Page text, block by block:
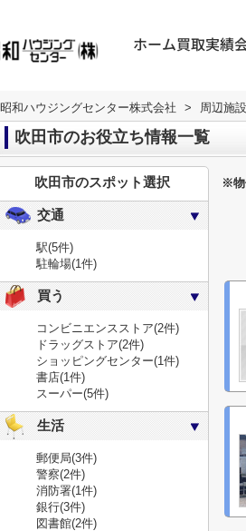
ホーム買取実績
昭和ハウジングセンター株式会社 > 周辺施
吹田市のお役立ち情報一覧
※物
吹田市のスポット選択
交通
駅(5件)
駐輪場(1件)
買う
コンビニエンスストア(2件)
ドラッグストア(2件)
ショッピングセンター(1件)
書店(1件)
スーパー(5件)
生活
郵便局(3件)
警察(2件)
消防署(1件)
銀行(3件)
図書館(2件)